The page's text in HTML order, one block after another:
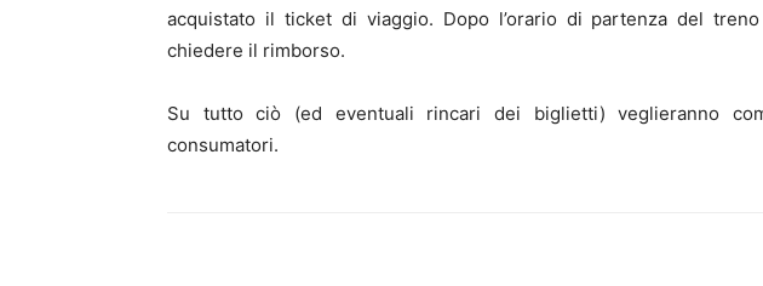
acquistato il ticket di viaggio. Dopo l’orario di partenza del
chiedere il rimborso.
Su tutto ciò (ed eventuali rincari dei biglietti) veglieranno
consumatori.